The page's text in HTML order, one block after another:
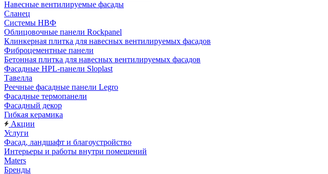
Навесные вентилируемые фасады
Сланец
Системы НВФ
Облицовочные панели Rockpanel
Клинкерная плитка для навесных вентилируемых фасадов
Фиброцементные панели
Бетонная плитка для навесных вентилируемых фасадов
Фасадные HPL-панели Sloplast
Тавелла
Реечные фасадные панели Legro
Фасадные термопанели
Фасадный декор
Гибкая керамика
Акции
Услуги
Фасад, ландшафт и благоустройство
Интерьеры и работы внутри помещений
Maters
Бренды